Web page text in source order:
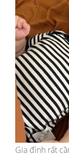
Gia đình rất